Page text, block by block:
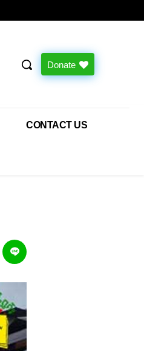
Donate
CONTACT US